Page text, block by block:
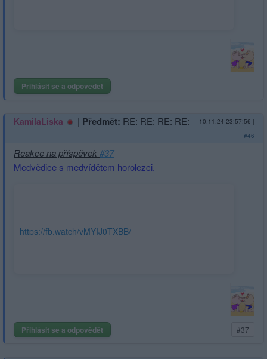
Přihlásit se a odpovědět
KamilaLiska | Předmět: RE: RE: RE: RE: 10.11.24 23:57:56 |
#46
Reakce na příspěvek#37
Medvědice s medvídětem horolezci.
https://fb.watch/vMYIJ0TXBB/
Přihlásit se a odpovědět #37